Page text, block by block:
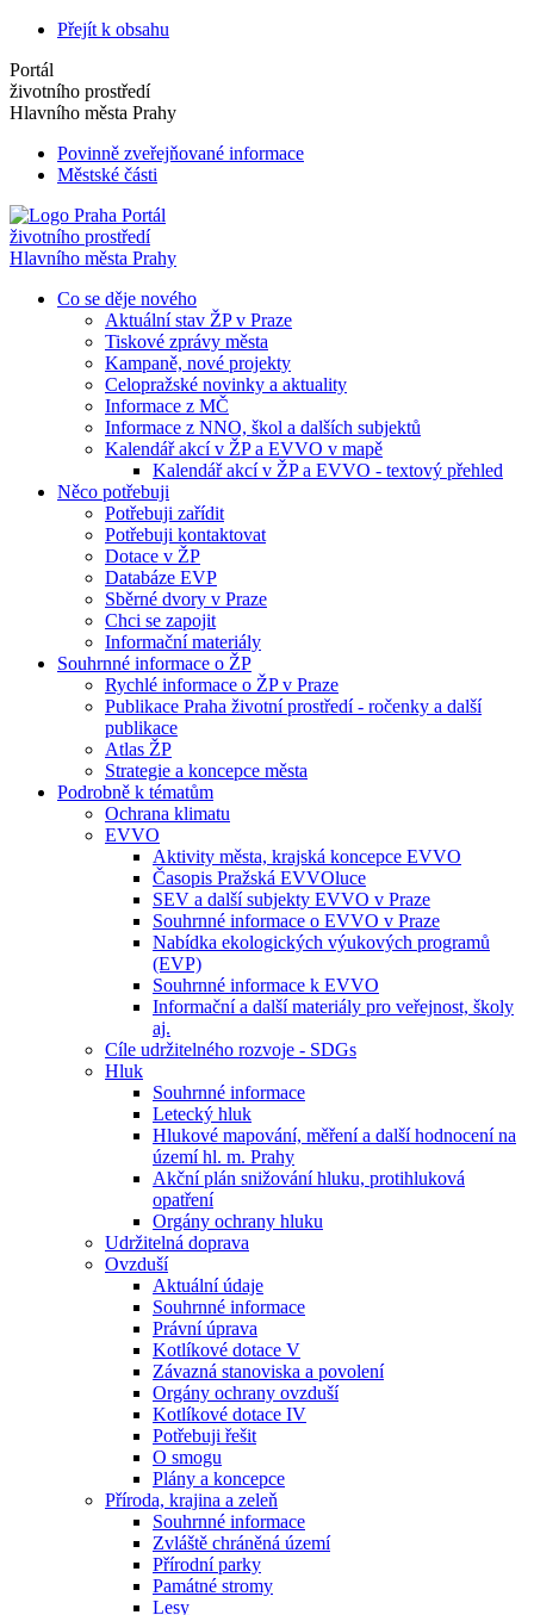
Přejít k obsahu
Portál
životního prostředí
Hlavního města Prahy
Povinně zveřejňované informace
Městské části
Portál
životního prostředí
Hlavního města Prahy
Co se děje nového
Aktuální stav ŽP v Praze
Tiskové zprávy města
Kampaně, nové projekty
Celopražské novinky a aktuality
Informace z MČ
Informace z NNO, škol a dalších subjektů
Kalendář akcí v ŽP a EVVO v mapě
Kalendář akcí v ŽP a EVVO - textový přehled
Něco potřebuji
Potřebuji zařídit
Potřebuji kontaktovat
Dotace v ŽP
Databáze EVP
Sběrné dvory v Praze
Chci se zapojit
Informační materiály
Souhrnné informace o ŽP
Rychlé informace o ŽP v Praze
Publikace Praha životní prostředí - ročenky a další
publikace
Atlas ŽP
Strategie a koncepce města
Podrobně k tématům
Ochrana klimatu
EVVO
Aktivity města, krajská koncepce EVVO
Časopis Pražská EVVOluce
SEV a další subjekty EVVO v Praze
Souhrnné informace o EVVO v Praze
Nabídka ekologických výukových programů
(EVP)
Souhrnné informace k EVVO
Informační a další materiály pro veřejnost, školy
aj.
Cíle udržitelného rozvoje - SDGs
Hluk
Souhrnné informace
Letecký hluk
Hlukové mapování, měření a další hodnocení na
území hl. m. Prahy
Akční plán snižování hluku, protihluková
opatření
Orgány ochrany hluku
Udržitelná doprava
Ovzduší
Aktuální údaje
Souhrnné informace
Právní úprava
Kotlíkové dotace V
Závazná stanoviska a povolení
Orgány ochrany ovzduší
Kotlíkové dotace IV
Potřebuji řešit
O smogu
Plány a koncepce
Příroda, krajina a zeleň
Souhrnné informace
Zvláště chráněná území
Přírodní parky
Památné stromy
Lesy